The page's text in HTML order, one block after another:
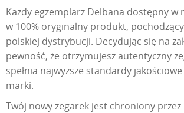
Każdy egzemplarz Delbana dostępny w
w 100% oryginalny produkt,
polskiej dystrybucji. Decydując się na
pewność, że otrzymujesz autentyczny
spełnia najwyższe standardy
marki.
Twój nowy zegarek jest chroniony przez